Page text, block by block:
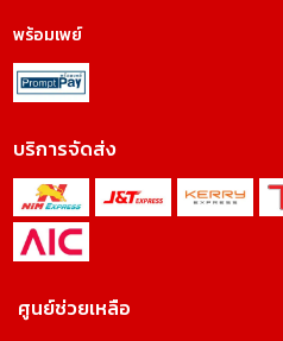
พร้อมเพย์
บริการจัดส่ง
ศูนย์ช่วยเหลือ